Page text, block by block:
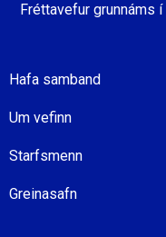
Fréttavefur grunnáms
Hafa samband
Um vefinn
Starfsmenn
Greinasafn